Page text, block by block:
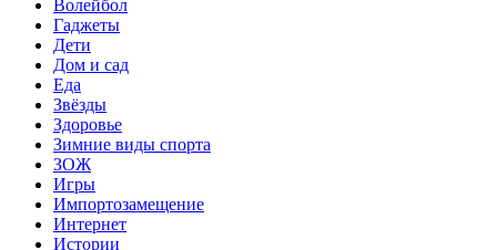
Волейбол
Гаджеты
Дети
Дом и сад
Еда
Звёзды
Здоровье
Зимние виды спорта
ЗОЖ
Игры
Импортозамещение
Интернет
Истории